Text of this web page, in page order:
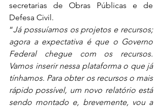
secretarias de Obras Públicas e de
Defesa Civil.
“Já possuíamos os projetos e recursos;
agora a expectativa é que o Governo
Federal chegue com os recursos.
Vamos inserir nessa plataforma o que já
tínhamos. Para obter os recursos o mais
rápido possível, um novo relatório está
sendo montado e, brevemente, vou a